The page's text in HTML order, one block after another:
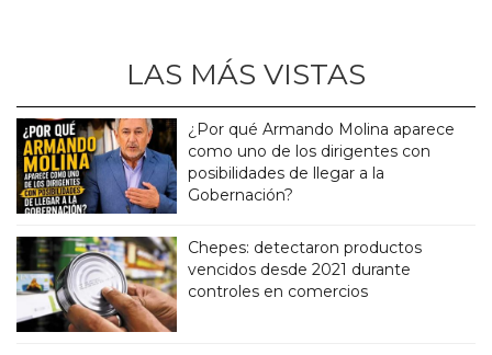
LAS MÁS VISTAS
¿Por qué Armando Molina aparece
como uno de los dirigentes con
posibilidades de llegar a la
Gobernación?
Chepes: detectaron productos
vencidos desde 2021 durante
controles en comercios